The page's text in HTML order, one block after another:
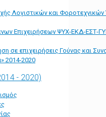
Λογιστικών και
Επιχειρήσεων ΨΥΧ-ΕΚΔ-ΕΣΤ-
σε επιχειρήσεις Γούνας και
2014-2020
- 2020)